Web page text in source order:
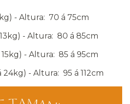
- Altura: 70 á 75cm
13kg) - Altura: 80 á 85cm
15kg) - Altura: 85 á 95cm
24kg) - Altura: 95 á 112cm